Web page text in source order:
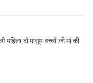
महिला दो मासूम बच्चों की मां की